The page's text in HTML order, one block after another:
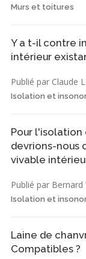
Murs et toitures
Y a t-il contre
intérieur
Publié par Claude
Isolation et
Pour
devrions-nous
vivable
Publié par Bernard
Isolation et
Laine de
Compatibles ?